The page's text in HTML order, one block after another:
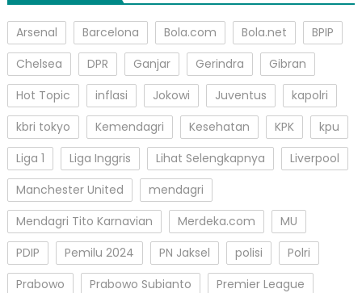
Arsenal Barcelona Bola.com Bola.net
BPIP
Chelsea
DPR Ganjar Gerindra
Gibran
Hot Topic
inflasi Jokowi Juventus
kapolri
kbri tokyo
Kemendagri Kesehatan KPK
kpu
Liga 1
Liga Inggris Lihat Selengkapnya
Liverpool
Manchester United
mendagri
Mendagri Tito Karnavian
Merdeka.com
MU
PDIP
Pemilu 2024 PN Jaksel polisi
Polri
Prabowo
Prabowo Subianto
Premier League